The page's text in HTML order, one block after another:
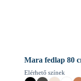
Mara fedlap 80
Elérhető színek